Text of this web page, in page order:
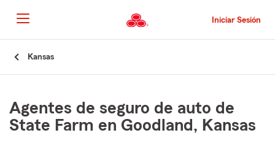
al
contenido
principal
Iniciar Sesión
Kansas
Agentes de seguro de auto de
State Farm en Goodland, Kansas